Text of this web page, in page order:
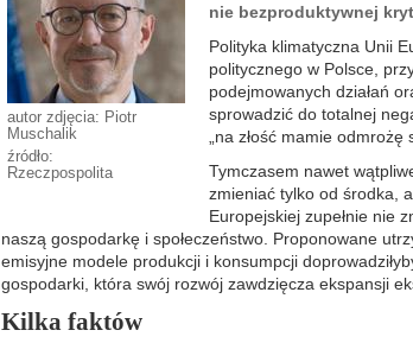
autor zdjęcia: Piotr
Muschalik
źródło:
Rzeczpospolita
nie bezproduktywnej
Polityka klimatyczna Unii
politycznego w Polsce,
podejmowanych działań
sprowadzić do totalnej
„na złość mamie odmrożę
Tymczasem nawet
zmieniać tylko od środka,
Europejskiej zupełnie nie
naszą gospodarkę i społeczeństwo. Proponowane
emisyjne modele produkcji i konsumpcji
gospodarki, która swój rozwój zawdzięcza ekspansji
Kilka faktów